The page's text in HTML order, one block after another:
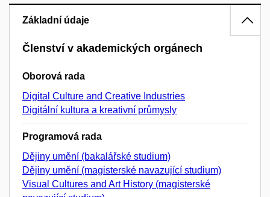
Základní údaje
Členství v akademických orgánech
Oborová rada
Digital Culture and Creative Industries
Digitální kultura a kreativní průmysly
Programová rada
Dějiny umění (bakalářské studium)
Dějiny umění (magisterské navazující studium)
Visual Cultures and Art History (magisterské